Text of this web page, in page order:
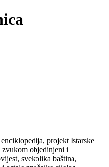
projekt Istarske
objedinjeni i
svekolika baština,